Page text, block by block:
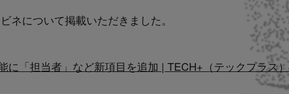
ネについて掲載いただきました。
に「担当者」など新項目を追加 | TECH+（テックプラス）